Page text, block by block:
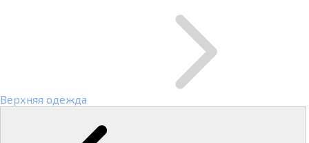
Верхняя одежда